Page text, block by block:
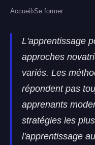
Les
Bardin
Accueil ›Se former
L'apprentissage
approches
variés. Les
répondent pas
apprenants
stratégies les
l'apprentissage